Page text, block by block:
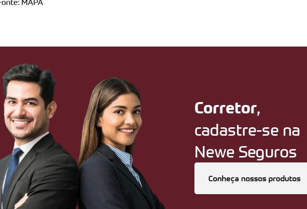
Corretor,
cadastre-se na
Newe Seguros
Conheça nossos produtos